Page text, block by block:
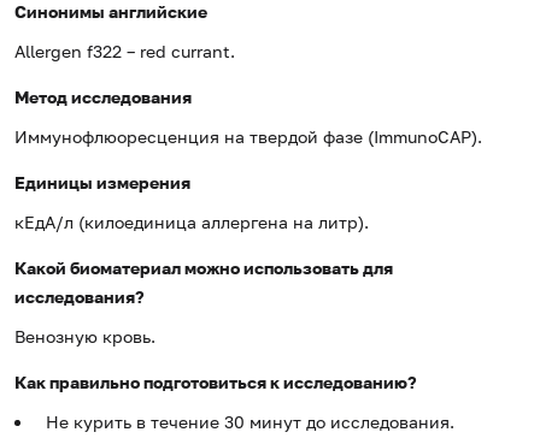
Синонимы английские
Allergen f322 – red currant.
Метод исследования
Иммунофлюоресценция на твердой фазе (ImmunoCAP).
Единицы измерения
кЕдА/л (килоединица аллергена на литр).
Какой биоматериал можно использовать для
исследования?
Венозную кровь.
Как правильно подготовиться к исследованию?
Не курить в течение 30 минут до исследования.